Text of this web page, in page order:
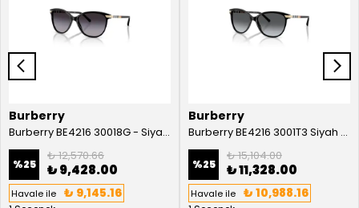
Burberry
Burberry BE4216 30018G - Siyah Kadın Güneş Gözlüğü
%25
₺ 12,570.66
₺ 9,428.00
Havale ile ₺ 9,145.16
Burberry
Burberry BE4216 3001T3 Siyah Kadın Güneş Gözlüğü
%25
₺ 15,104.00
₺ 11,328.00
Havale ile ₺ 10,988.16